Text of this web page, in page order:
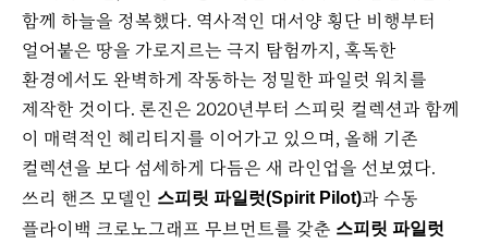
함께 하늘을 정복했다. 역사적인 대서양 횡단 비행부터
얼어붙은 땅을 가로지르는 극지 탐험까지, 혹독한
환경에서도 완벽하게 작동하는 정밀한 파일럿 워치를
제작한 것이다. 론진은 2020년부터 스피릿 컬렉션과 함께
이 매력적인 헤리티지를 이어가고 있으며, 올해 기존
컬렉션을 보다 섬세하게 다듬은 새 라인업을 선보였다.
쓰리 핸즈 모델인 스피릿 파일럿(Spirit Pilot)과 수동
플라이백 크로노그래프 무브먼트를 갖춘 스피릿 파일럿